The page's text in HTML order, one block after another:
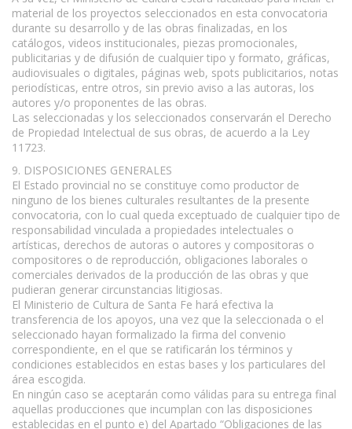
material de los proyectos seleccionados en esta convocatoria
durante su desarrollo y de las obras finalizadas, en los
catálogos, videos institucionales, piezas promocionales,
publicitarias y de difusión de cualquier tipo y formato, gráficas,
audiovisuales o digitales, páginas web, spots publicitarios, notas
periodísticas, entre otros, sin previo aviso a las autoras, los
autores y/o proponentes de las obras.
Las seleccionadas y los seleccionados conservarán el Derecho
de Propiedad Intelectual de sus obras, de acuerdo a la Ley
11723.
9. DISPOSICIONES GENERALES
El Estado provincial no se constituye como productor de
ninguno de los bienes culturales resultantes de la presente
convocatoria, con lo cual queda exceptuado de cualquier tipo de
responsabilidad vinculada a propiedades intelectuales o
artísticas, derechos de autoras o autores y compositoras o
compositores o de reproducción, obligaciones laborales o
comerciales derivados de la producción de las obras y que
pudieran generar circunstancias litigiosas.
El Ministerio de Cultura de Santa Fe hará efectiva la
transferencia de los apoyos, una vez que la seleccionada o el
seleccionado hayan formalizado la firma del convenio
correspondiente, en el que se ratificarán los términos y
condiciones establecidos en estas bases y los particulares del
área escogida.
En ningún caso se aceptarán como válidas para su entrega final
aquellas producciones que incumplan con las disposiciones
establecidas en el punto e) del Apartado “Obligaciones de las